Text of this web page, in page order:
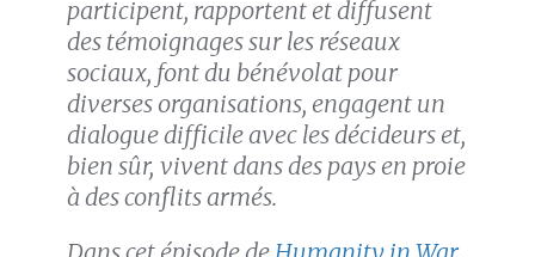
participent, rapportent et diffusent
des témoignages sur les réseaux
sociaux, font du bénévolat pour
diverses organisations, engagent un
dialogue difficileavec les décideurs et,
bien sûr, vivent dans des pays en proie
à desconflits armés.